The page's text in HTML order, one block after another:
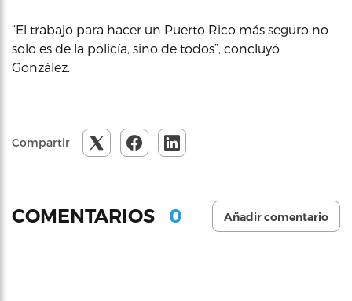
“El trabajo para hacer un Puerto Rico más seguro no
solo es de la policía, sino de todos”, concluyó
González.
Compartir
COMENTARIOS 0 Añadir comentario